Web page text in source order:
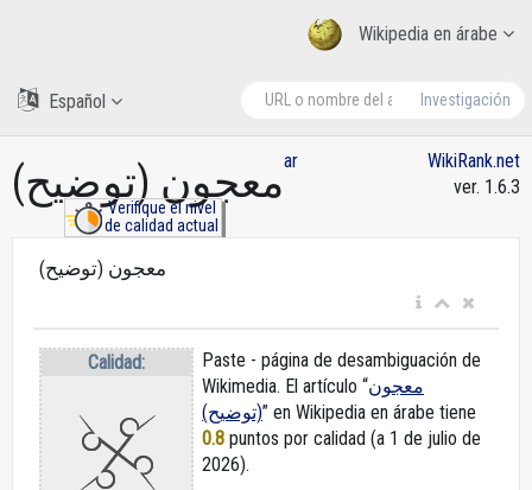
Wikipedia en árabe
Investigación
Español
معجون (توضيح)ar
Verifique el nivel
de calidad actual
WikiRank.net
ver. 1.6.3
معجون (توضيح)
Calidad:
Paste - página de desambiguación de
Wikimedia. El artículo “معجون
(توضيح)” en Wikipedia en árabe tiene
0.8 puntos por calidad (a 1 de julio de
2026).